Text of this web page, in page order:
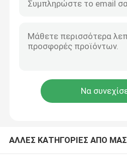
Ανακυκλωτής Bong γυαλιού
ΑΛΛΕΣ ΚΑΤΗΓΟΡΙΕΣ ΑΠΟ ΜΑΣ